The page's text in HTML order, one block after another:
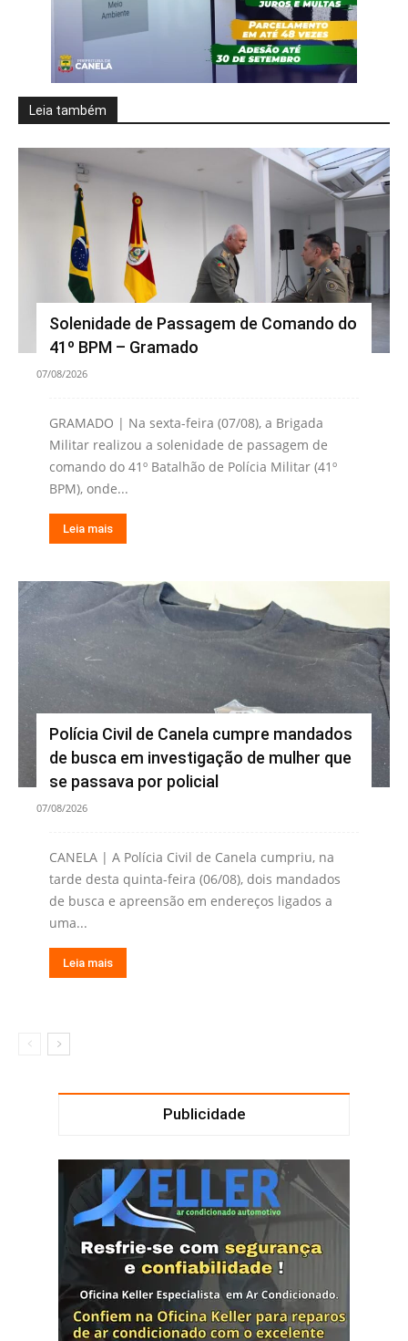
Leia também
Solenidade de Passagem de Comando do
41º BPM – Gramado
07/08/2026
GRAMADO | Na sexta-feira (07/08), a Brigada
Militar realizou a solenidade de passagem de
comando do 41º Batalhão de Polícia Militar (41º
BPM), onde...
Leia mais
Polícia Civil de Canela cumpre mandados
de busca em investigação de mulher que
se passava por policial
07/08/2026
CANELA | A Polícia Civil de Canela cumpriu, na
tarde desta quinta-feira (06/08), dois mandados
de busca e apreensão em endereços ligados a
uma...
Leia mais
Publicidade